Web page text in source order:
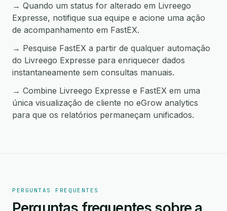
→ Quando um status for alterado em Livreego
Expresse, notifique sua equipe e acione uma ação
de acompanhamento em FastEX.
→ Pesquise FastEX a partir de qualquer automação
do Livreego Expresse para enriquecer dados
instantaneamente sem consultas manuais.
→ Combine Livreego Expresse e FastEX em uma
única visualização de cliente no eGrow analytics
para que os relatórios permaneçam unificados.
PERGUNTAS FREQUENTES